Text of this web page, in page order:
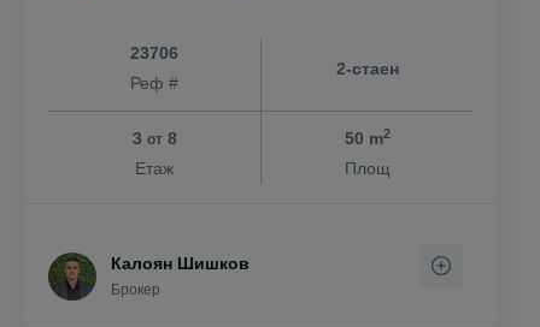
23706
Реф #
2-стаен
3 от8
Етаж
50 m2
Площ
Калоян Шишков
Брокер